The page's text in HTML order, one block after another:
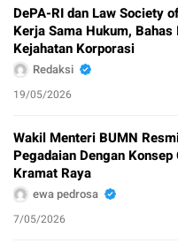
DePA-RI dan Law Society
Kerja Sama Hukum,
Kejahatan Korporasi
Redaksi
19/05/2026
Wakil Menteri BUMN
Pegadaian Dengan
Kramat Raya
ewa pedrosa
7/05/2026